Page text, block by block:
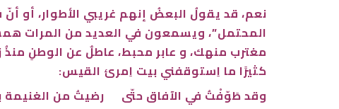
نعم، قد يقولُ البعضُ إنهم غريبي الأطوار، أو
المحتمل”، ويسمعون في العديد من المرات
مغترب منهك، و عابر محبط، عاطلٌ عن الوطنِ
كثيرًا ما اِستوقفني بيت اِمرئ القيس:
وقد طَوّفْتُ في الآفاق حتّى رضيتُ من الغنيمة